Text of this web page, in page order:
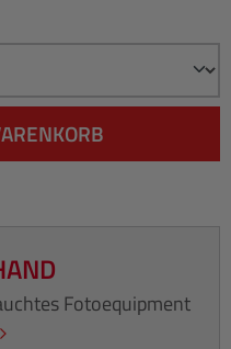
Fotoequipment